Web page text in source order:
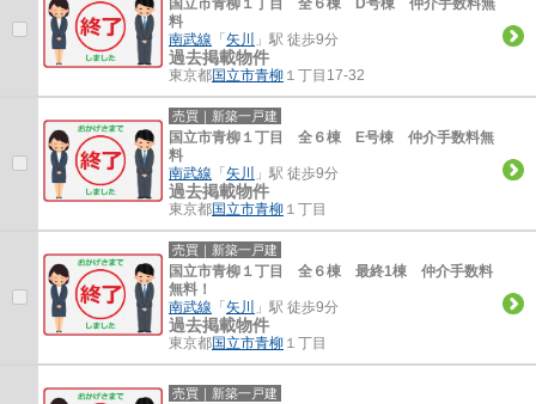
国立市青柳１丁目 全６棟 D号棟 仲介手数料無
料
南武線 「 矢川 」駅 徒歩9分
過去掲載物件
東京都国立市青柳 １丁目17-32
売買｜新築一戸建
国立市青柳１丁目 全６棟 E号棟 仲介手数料無
料
南武線 「 矢川 」駅 徒歩9分
過去掲載物件
東京都国立市青柳 １丁目
売買｜新築一戸建
国立市青柳１丁目 全６棟 最終1棟 仲介手数料
無料！
南武線 「 矢川 」駅 徒歩9分
過去掲載物件
東京都国立市青柳 １丁目
売買｜新築一戸建